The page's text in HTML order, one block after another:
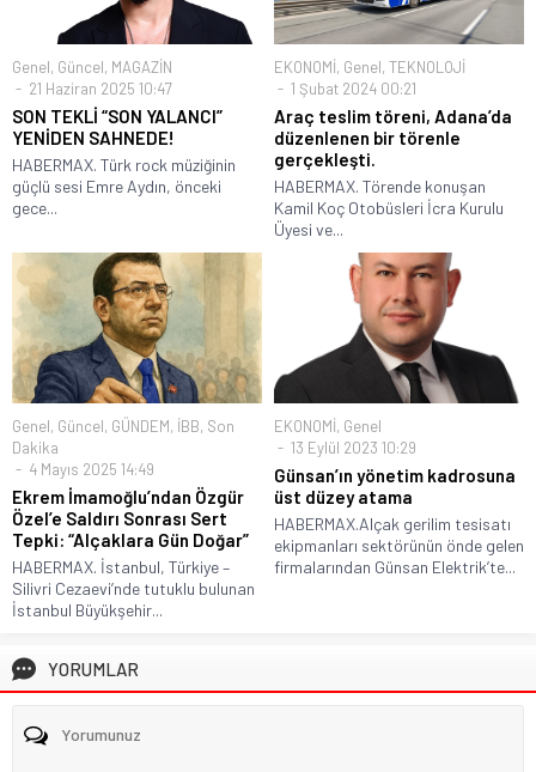
Genel, Güncel, MAGAZİN
21 Haziran 2025 10:47
SON TEKLİ “SON YALANCI”
YENİDEN SAHNEDE!
HABERMAX. Türk rock müziğinin
güçlü sesi Emre Aydın, önceki
gece...
EKONOMİ, Genel, TEKNOLOJİ
1 Şubat 2024 00:21
Araç teslim töreni, Adana’da
düzenlenen bir törenle
gerçekleşti.
HABERMAX. Törende konuşan
Kamil Koç Otobüsleri İcra Kurulu
Üyesi ve...
Genel, Güncel, GÜNDEM, İBB, Son
Dakika
4 Mayıs 2025 14:49
Ekrem İmamoğlu’ndan Özgür
Özel’e Saldırı Sonrası Sert
Tepki: “Alçaklara Gün Doğar”
HABERMAX. İstanbul, Türkiye –
Silivri Cezaevi’nde tutuklu bulunan
İstanbul Büyükşehir...
EKONOMİ, Genel
13 Eylül 2023 10:29
Günsan’ın yönetim kadrosuna
üst düzey atama
HABERMAX.Alçak gerilim tesisatı
ekipmanları sektörünün önde gelen
firmalarından Günsan Elektrik’te...
YORUMLAR